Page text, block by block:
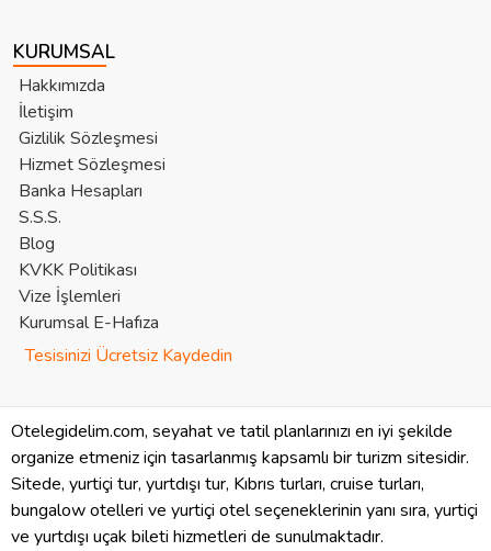
KURUMSAL
Hakkımızda
İletişim
Gizlilik Sözleşmesi
Hizmet Sözleşmesi
Banka Hesapları
S.S.S.
Blog
KVKK Politikası
Vize İşlemleri
Kurumsal E-Hafıza
Tesisinizi Ücretsiz Kaydedin
Otelegidelim.com, seyahat ve tatil planlarınızı en iyi şekilde
organize etmeniz için tasarlanmış kapsamlı bir turizm sitesidir.
Sitede, yurtiçi tur, yurtdışı tur, Kıbrıs turları, cruise turları,
bungalow otelleri ve yurtiçi otel seçeneklerinin yanı sıra, yurtiçi
ve yurtdışı uçak bileti hizmetleri de sunulmaktadır.